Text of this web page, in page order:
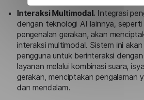
Interaksi Multimodal. Integrasi
dengan teknologi AI lainnya,
pengenalan gerakan, akan
interaksi multimodal. Sistem ini akan
pengguna untuk berinteraksi
layanan melalui kombinasi suara,
gerakan, menciptakan pengalaman
dan mendalam.